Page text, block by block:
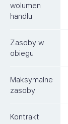
FAQ
wolumen
handlu
Zasoby w
obiegu
Maksymalne
zasoby
Kontrakt